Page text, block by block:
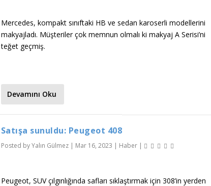
Mercedes, kompakt sınıftaki HB ve sedan karoserli modellerini
makyajladı. Müşteriler çok memnun olmalı ki makyaj A Serisi’ni
teğet geçmiş.
Devamını Oku
Satışa sunuldu: Peugeot 408
Posted byYalın Gülmez| Mar 16, 2023 | Haber|
Peugeot, SUV çılgınlığında safları sıklaştırmak için 308’in yerden